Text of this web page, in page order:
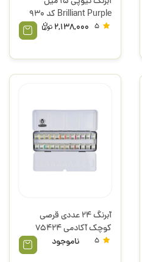
Brilliant Purple کد 930
هورادام سری 2 اشمینگ
5
2,138,000
آبرنگ 24 عددی قرصی
کوچک آکادمی 75424
اشمینگ
5 ناموجود